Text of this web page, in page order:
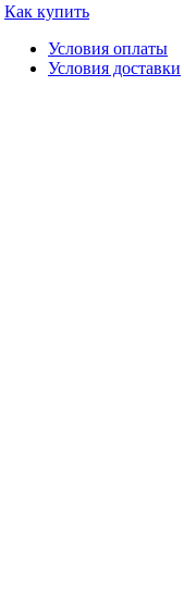
Как купить
Условия оплаты
Условия доставки